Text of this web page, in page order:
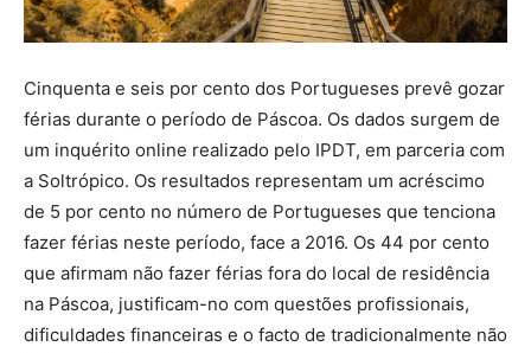
Cinquenta e seis por cento dos Portugueses prevê gozar
férias durante o período de Páscoa. Os dados surgem de
um inquérito online realizado pelo IPDT, em parceria com
a Soltrópico. Os resultados representam um acréscimo
de 5 por cento no número de Portugueses que tenciona
fazer férias neste período, face a 2016. Os 44 por cento
que afirmam não fazer férias fora do local de residência
na Páscoa, justificam-no com questões profissionais,
dificuldades financeiras e o facto de tradicionalmente não